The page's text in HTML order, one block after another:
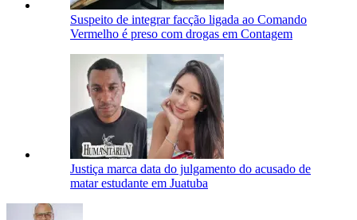
Suspeito de integrar facção ligada ao Comando
Vermelho é preso com drogas em Contagem
Justiça marca data do julgamento do acusado de
matar estudante em Juatuba